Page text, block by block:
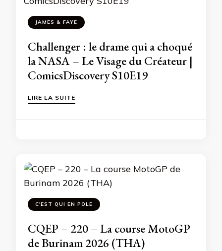
JAMES & FAYE
Challenger : le drame qui a choqué
la NASA – Le Visage du Créateur |
ComicsDiscovery S10E19
LIRE LA SUITE
C'EST QUI EN POLE
CQEP – 220 – La course MotoGP
de Burinam 2026 (THA)